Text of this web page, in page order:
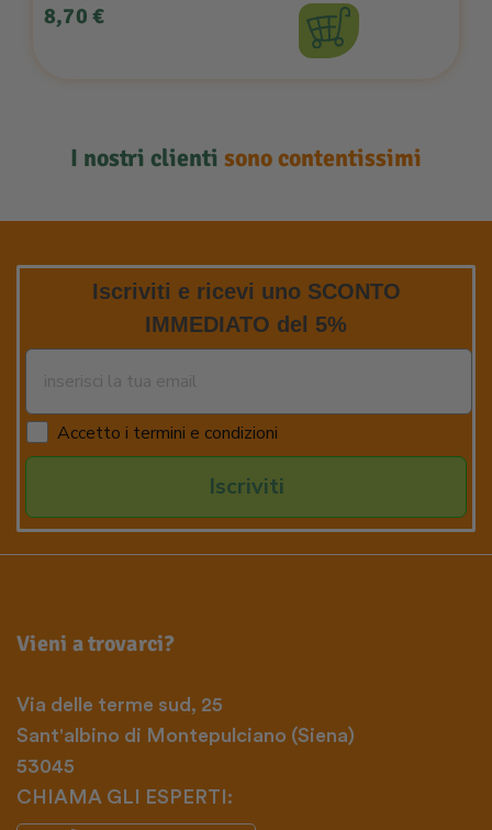
Prezzo
8,70 €
I nostri clienti sono contentissimi
Iscriviti e ricevi uno SCONTO
IMMEDIATO del 5%
Accetto i termini e condizioni
Iscriviti
Vieni a trovarci?
Via delle terme sud, 25
Sant'albino di Montepulciano (Siena)
53045
CHIAMA GLI ESPERTI: